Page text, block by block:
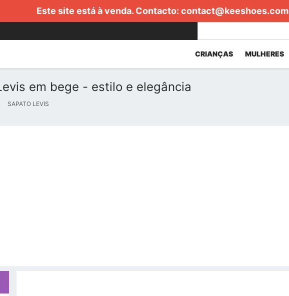
Este site está à venda. Contacto: contact@keeshoes.com
CRIANÇAS MULHERES
em bege - estilo e elegância
SAPATO LEVIS